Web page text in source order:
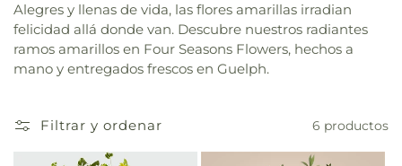
Alegres y llenas de vida, las flores amarillas irradian
felicidad allá donde van. Descubre nuestros radiantes
ramos amarillos en Four Seasons Flowers, hechos a
mano y entregados frescos en Guelph.
Filtrar y ordenar 6 productos